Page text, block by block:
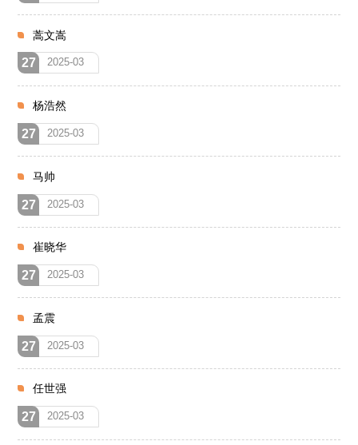
蒿文嵩
27 2025-03
杨浩然
27 2025-03
马帅
27 2025-03
崔晓华
27 2025-03
孟震
27 2025-03
任世强
27 2025-03